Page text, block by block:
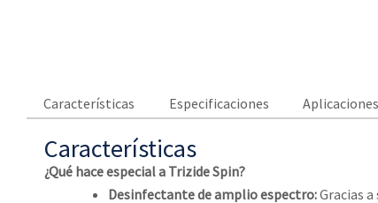
Características Especificaciones Aplicaciones
Características
¿Qué hace especial a Trizide Spin?
Desinfectante de amplio espectro:Gracias